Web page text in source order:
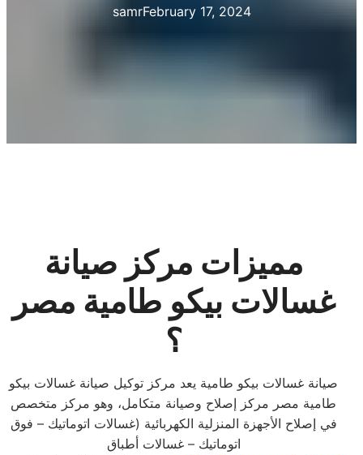
samrFebruary 17, 2024
مميزات مركز صيانة
غسالات بيكو طامية مصر
؟
صيانة غسالات بيكو طامية يعد مركز توكيل صيانة غسالات بيكو
طامية مصر مركز إصلاح وصيانة متكامل، وهو مركز متخصص
في إصلاح الأجهزة المنزلية الكهربائية (غسالات اتوماتيك – فوق
اتوماتيك – غسالات أطباق